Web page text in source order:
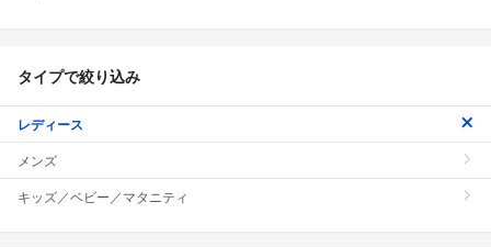
タイプで絞り込み
レディース
メンズ
キッズ／ベビー／マタニティ